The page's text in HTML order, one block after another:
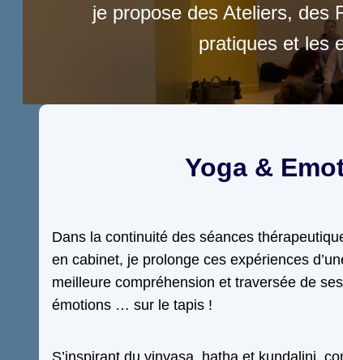
je propose des Ateliers, des
pratiques et les
Yoga &
Dans la continuité des séances
en cabinet, je prolonge ces expériences
meilleure compréhension et traversée de ses
émotions … sur le tapis !